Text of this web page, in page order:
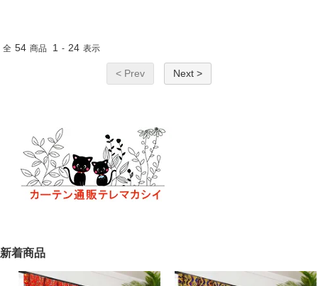
全 54 商品 1 - 24 表示
< Prev Next >
新着商品